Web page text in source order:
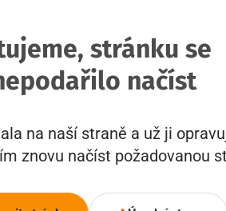
stránku se
načíst
na naší straně a už ji
znovu načíst požadovanou